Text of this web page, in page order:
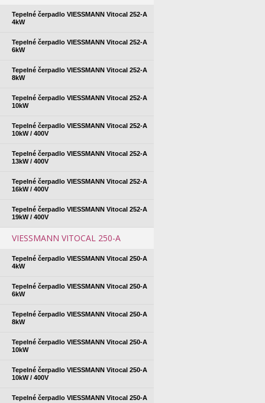
Tepelné čerpadlo VIESSMANN Vitocal 252-A
4kW
Tepelné čerpadlo VIESSMANN Vitocal 252-A
6kW
Tepelné čerpadlo VIESSMANN Vitocal 252-A
8kW
Tepelné čerpadlo VIESSMANN Vitocal 252-A
10kW
Tepelné čerpadlo VIESSMANN Vitocal 252-A
10kW / 400V
Tepelné čerpadlo VIESSMANN Vitocal 252-A
13kW / 400V
Tepelné čerpadlo VIESSMANN Vitocal 252-A
16kW / 400V
Tepelné čerpadlo VIESSMANN Vitocal 252-A
19kW / 400V
VIESSMANN VITOCAL 250-A
Tepelné čerpadlo VIESSMANN Vitocal 250-A
4kW
Tepelné čerpadlo VIESSMANN Vitocal 250-A
6kW
Tepelné čerpadlo VIESSMANN Vitocal 250-A
8kW
Tepelné čerpadlo VIESSMANN Vitocal 250-A
10kW
Tepelné čerpadlo VIESSMANN Vitocal 250-A
10kW / 400V
Tepelné čerpadlo VIESSMANN Vitocal 250-A